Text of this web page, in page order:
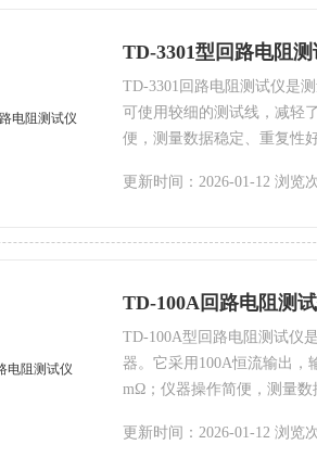
TD-3301型回路电阻
TD-3301回路电阻测试仪是
可使用较细的测试线，减轻
便，测量数据稳定、重复性
用更可靠。 TD-3301仪器若
作，安全、省时、省力。
更新时间：2026-01-12 浏览
TD-100A回路电阻测
TD-100A型回路电阻测试仪
器。它采用100A恒流输出，
mΩ；仪器操作简便，测量
置，使用更可靠。TD-100A
更新时间：2026-01-12 浏览